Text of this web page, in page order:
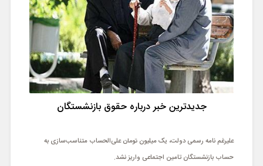
جدیدترین خبر درباره حقوق بازنشستگان
علیرغم نامه رسمی دولت، یک میلیون تومان علی‌الحساب متناسب‌سازی به
حساب بازنشستگان تامین اجتماعی واریز نشد.